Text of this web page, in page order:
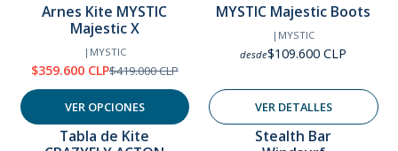
Size guide:
Arnes Kite MYSTIC
Majestic X
| MYSTIC
$359.600 CLP$419.000 CLP
VER OPCIONES
Agotado
MYSTIC Majestic Boots
| MYSTIC
desde$109.600 CLP
VER DETALLES
Tabla de Kite
Stealth Bar